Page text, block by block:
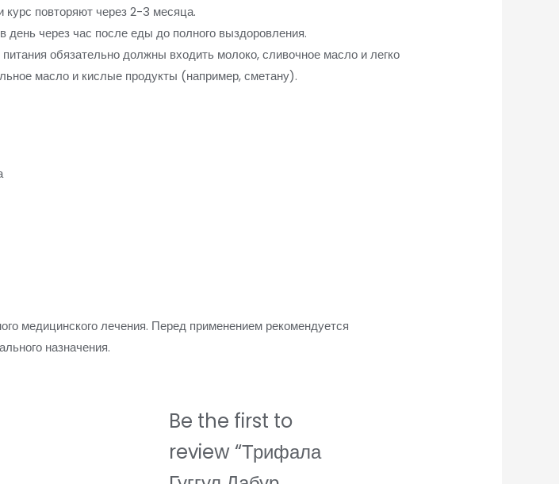
повторяют через 2-3 месяца.
день через час после еды до полного выздоровления.
обязательно должны входить молоко, сливочное масло и легко
масло и кислые продукты (например, сметану).
медицинского лечения. Перед применением рекомендуется
назначения.
Be the first to
review “Трифала